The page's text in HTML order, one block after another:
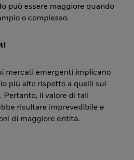
può essere maggiore quando
o complesso.
mercati emergenti implicano
più alto rispetto a quelli sui
Pertanto, il valore di tali
risultare imprevedibile e
di maggiore entità.